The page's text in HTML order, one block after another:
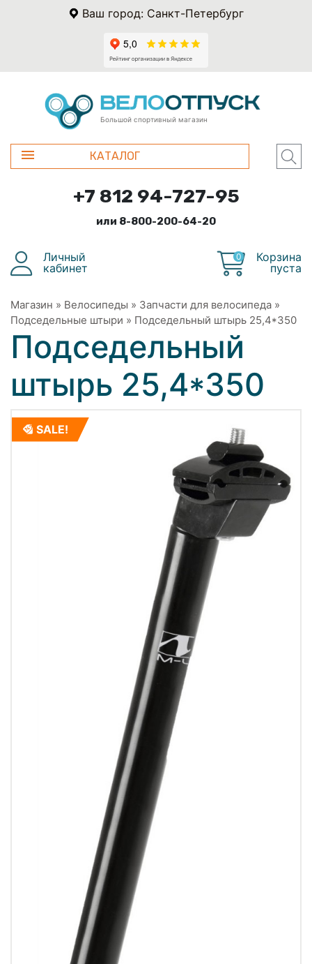
Ваш город: Санкт-Петербург
Большой спортивный магазин
КАТАЛОГ
+7 812 94-727-95
или 8-800-200-64-20
Личный
кабинет
0
Корзина
пуста
Магазин » Велосипеды » Запчасти для велосипеда »
Подседельные штыри » Подседельный штырь 25,4*350
Подседельный
штырь 25,4*350
SALE!